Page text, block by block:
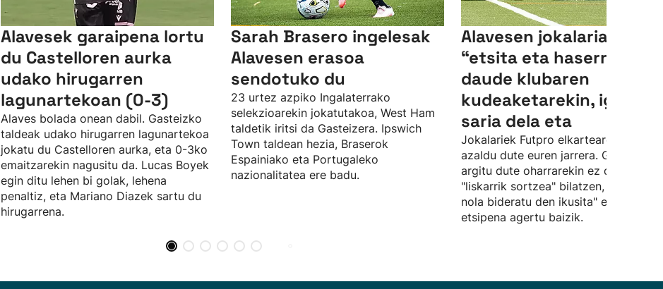
Alavesek garaipena lortu
du Castelloren aurka
udako hirugarren
lagunartekoan (0-3)
Alaves bolada onean dabil. Gasteizko
taldeak udako hirugarren lagunartekoa
jokatu du Castelloren aurka, eta 0-3ko
emaitzarekin nagusitu da. Lucas Boyek
egin ditu lehen bi golak, lehena
penaltiz, eta Mariano Diazek sartu du
hirugarrena.
Sarah Brasero ingelesak
Alavesen erasoa
sendotuko du
23 urtez azpiko Ingalaterrako
selekzioarekin jokatutakoa, West Ham
taldetik iritsi da Gasteizera. Ipswich
Town taldean hezia, Braserok
Espainiako eta Portugaleko
nazionalitatea ere badu.
Alavesen jokalariak
“etsita eta haserre"
daude klubaren
kudeaketarekin, igoera-
saria dela eta
Jokalariek Futpro elkartearen bidez
azaldu dute euren jarrera. Gainera,
argitu dute oharrarekin ez dutela
"liskarrik sortzea" bilatzen, "egoera
nola bideratu den ikusita" euren
etsipena agertu baizik.